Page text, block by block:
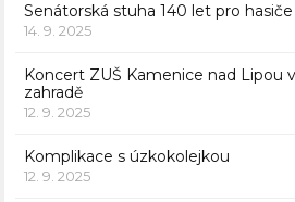
Senátorská stuha 140 let pro
14. 9. 2025
Koncert ZUŠ Kamenice nad Lipou
zahradě
12. 9. 2025
Komplikace s úzkokolejkou
12. 9. 2025